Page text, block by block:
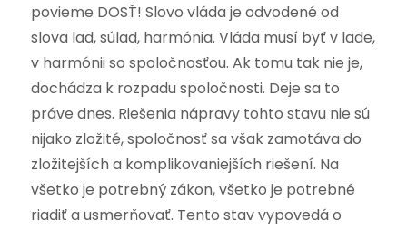
povieme DOSŤ! Slovo vláda je odvodené od
slova lad, súlad, harmónia. Vláda musí byť v lade,
v harmónii so spoločnosťou. Ak tomu tak nie je,
dochádza k rozpadu spoločnosti. Deje sa to
práve dnes. Riešenia nápravy tohto stavu nie sú
nijako zložité, spoločnosť sa však zamotáva do
zložitejších a komplikovaniejších riešení. Na
všetko je potrebný zákon, všetko je potrebné
riadiť a usmerňovať. Tento stav vypovedá o